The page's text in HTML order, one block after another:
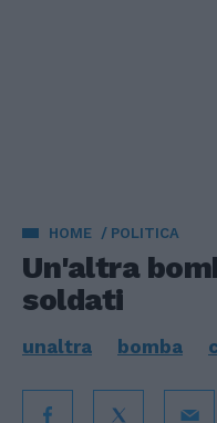
HOME POLITICA
Un'altra
soldati
unaltra bomba